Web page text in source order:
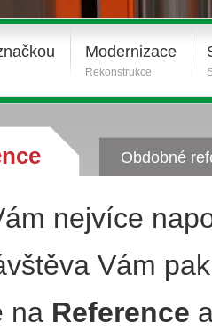
Modernizace
Rekonstrukce
Obdobné
nejvíce
Vám
na Reference